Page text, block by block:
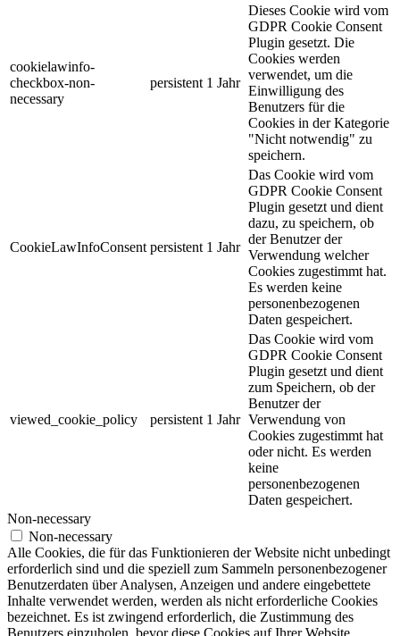
cookielawinfo-
checkbox-non-
necessary
persistent 1 Jahr
Dieses Cookie wird vom
GDPR Cookie Consent
Plugin gesetzt. Die
Cookies werden
verwendet, um die
Einwilligung des
Benutzers für die
Cookies in der Kategorie
"Nicht notwendig" zu
speichern.
CookieLawInfoConsent persistent 1 Jahr
Das Cookie wird vom
GDPR Cookie Consent
Plugin gesetzt und dient
dazu, zu speichern, ob
der Benutzer der
Verwendung welcher
Cookies zugestimmt hat.
Es werden keine
personenbezogenen
Daten gespeichert.
viewed_cookie_policy persistent 1 Jahr
Das Cookie wird vom
GDPR Cookie Consent
Plugin gesetzt und dient
zum Speichern, ob der
Benutzer der
Verwendung von
Cookies zugestimmt hat
oder nicht. Es werden
keine
personenbezogenen
Daten gespeichert.
Non-necessary
Non-necessary
Alle Cookies, die für das Funktionieren der Website nicht unbedingt
erforderlich sind und die speziell zum Sammeln personenbezogener
Benutzerdaten über Analysen, Anzeigen und andere eingebettete
Inhalte verwendet werden, werden als nicht erforderliche Cookies
bezeichnet. Es ist zwingend erforderlich, die Zustimmung des